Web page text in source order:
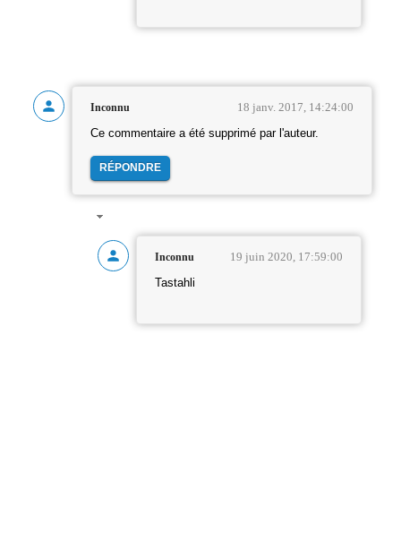
Inconnu 18 janv. 2017, 14:24:00
Ce commentaire a été supprimé par l'auteur.
RÉPONDRE
Inconnu 19 juin 2020, 17:59:00
Tastahli